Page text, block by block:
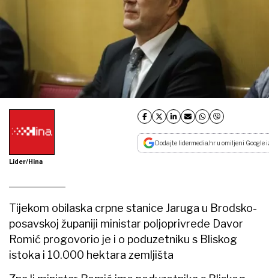
Lider/Hina
Dodajte lidermedia.hr u omiljeni Google
Tijekom obilaska crpne stanice Jaruga u Brodsko-
posavskoj županiji ministar poljoprivrede Davor
Romić progovorio je i o poduzetniku s Bliskog
istoka i 10.000 hektara zemljišta